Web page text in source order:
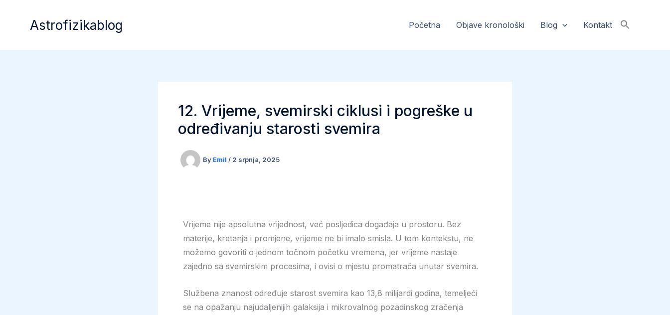
Astrofizikablog Početna Objave kronološki Blog Kontakt
12. Vrijeme, svemirski ciklusi i pogreške u
određivanju starosti svemira
By Emil / 2 srpnja, 2025
Vrijeme nije apsolutna vrijednost, već posljedica događaja u prostoru. Bez
materije, kretanja i promjene, vrijeme ne bi imalo smisla. U tom kontekstu, ne
možemo govoriti o jednom točnom početku vremena, jer vrijeme nastaje
zajedno sa svemirskim procesima, i ovisi o mjestu promatrača unutar svemira.
Službena znanost određuje starost svemira kao 13,8 milijardi godina, temeljeći
se na opažanju najudaljenijih galaksija i mikrovalnog pozadinskog zračenja